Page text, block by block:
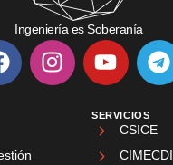
Ingeniería es Soberanía
SERVICIOS
CSICE
CIMECDI